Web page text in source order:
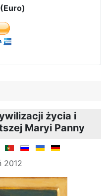
życia i
Maryi Panny
2012